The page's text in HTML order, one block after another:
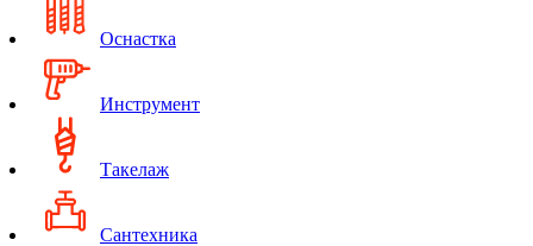
Оснастка
Инструмент
Такелаж
Сантехника